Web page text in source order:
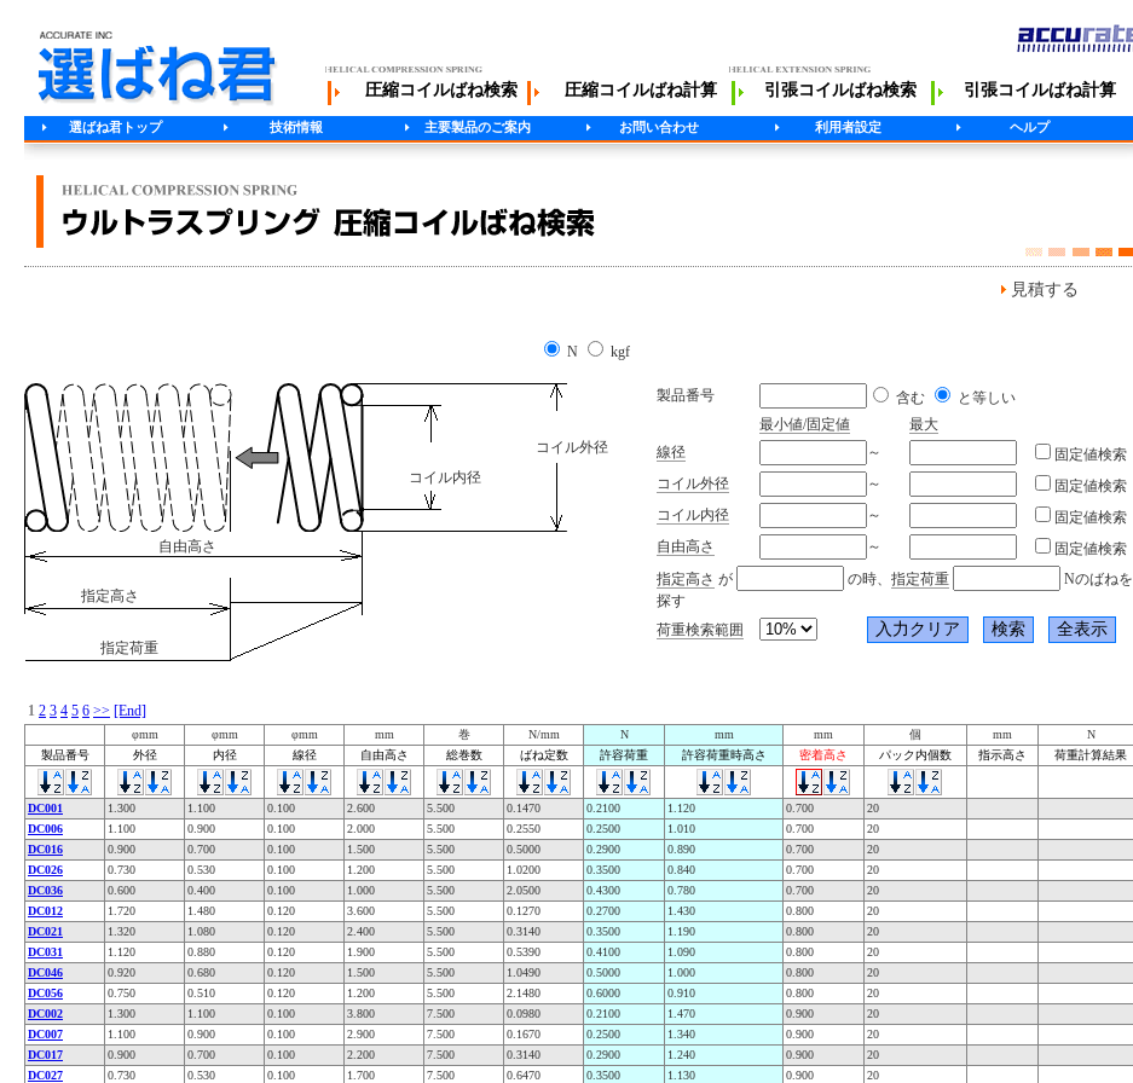
圧縮コイルばね検索 圧縮コイルばね計算 引張コイルばね検索 引張コイルばね計算
選ばね君トップ 技術情報 主要製品のご案内 お問い合わせ 利用者設定 ヘルプ
見積する
N kgf
コイル内径
コイル外径
自由高さ
指定高さ
指定荷重
製品番号 含む
と等しい
最小値/固定値
最大
線径
～
固定値検索
コイル外径
～
固定値検索
コイル内径
～
固定値検索
自由高さ
～
固定値検索
指定高さ が の時、 指定荷重
Nのばねを
探す
荷重検索範囲
1 2 3 4 5 6 >> [End]
φmm φmm φmm mm 巻 N/mm N mm mm 個 mm
N
製品番号
外径 内径 線径 自由高さ 総巻数 ばね定数 許容荷重 許容荷重時高さ 密着高さ パック内個数 指示高さ 荷重計算結果
DC001 1.300 1.100 0.100 2.600 5.500 0.1470 0.2100 1.120 0.700
20
DC006
1.100 0.900 0.100 2.000 5.500 0.2550 0.2500 1.010 0.700
20
DC016
0.900 0.700 0.100 1.500 5.500 0.5000 0.2900 0.890 0.700
20
DC026
0.730 0.530 0.100 1.200 5.500 1.0200 0.3500 0.840 0.700
20
DC036
0.600 0.400 0.100 1.000 5.500 2.0500 0.4300 0.780 0.700
20
DC012
1.720 1.480 0.120 3.600 5.500 0.1270 0.2700 1.430 0.800
20
DC021
1.320 1.080 0.120 2.400 5.500 0.3140 0.3500 1.190 0.800
20
DC031
1.120 0.880 0.120 1.900 5.500 0.5390 0.4100 1.090 0.800
20
DC046
0.920 0.680 0.120 1.500 5.500 1.0490 0.5000 1.000 0.800
20
DC056
0.750 0.510 0.120 1.200 5.500 2.1480 0.6000 0.910 0.800
20
DC002
1.300 1.100 0.100 3.800 7.500 0.0980 0.2100 1.470 0.900
20
DC007
1.100 0.900 0.100 2.900 7.500 0.1670 0.2500 1.340 0.900
20
DC017
0.900 0.700 0.100 2.200 7.500 0.3140 0.2900 1.240 0.900
20
DC027
0.730 0.530 0.100 1.700 7.500 0.6470 0.3500 1.130 0.900 20